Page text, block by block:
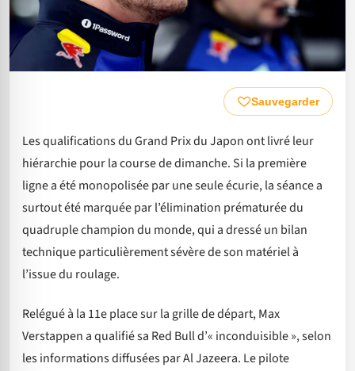
Sauvegarder
Les qualifications du Grand Prix du Japon ont livré leur
hiérarchie pour la course de dimanche. Si la première
ligne a été monopolisée par une seule écurie, la séance a
surtout été marquée par l’élimination prématurée du
quadruple champion du monde, qui a dressé un bilan
technique particulièrement sévère de son matériel à
l’issue du roulage.
Relégué à la 11e place sur la grille de départ, Max
Verstappen a qualifié sa Red Bull d’« inconduisible », selon
les informations diffusées par Al Jazeera. Le pilote